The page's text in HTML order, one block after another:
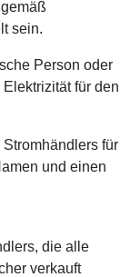
sein.
Person oder
für den
für
und einen
die alle
verkauft